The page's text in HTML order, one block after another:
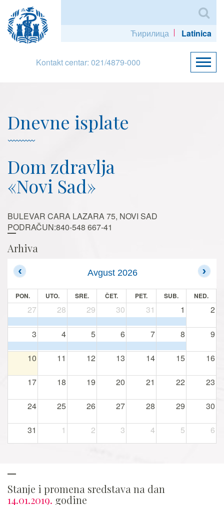
Ћирилица Latinica
Kontakt centar: 021/4879-000
Dnevne isplate
Dom zdravlja
«Novi Sad»
BULEVAR CARA LAZARA 75, NOVI SAD
PODRAČUN:840-548 667-41
Arhiva
Avgust 2026
PON. UTO. SRE. ČET. PET. SUB. NED.
27 28 29 30 31 1 2
3 4 5 6 7 8 9
10 11 12 13 14 15 16
17 18 19 20 21 22 23
24 25 26 27 28 29 30
31 1 2 3 4 5 6
Stanje i promena sredstava na dan
14.01.2019. godine